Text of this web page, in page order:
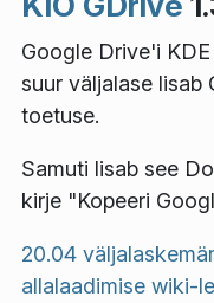
Google Drive'i
suur väljalase
toetuse.
Samuti lisab see
kirje "Kopeeri
20.04
allalaadimise wiki-